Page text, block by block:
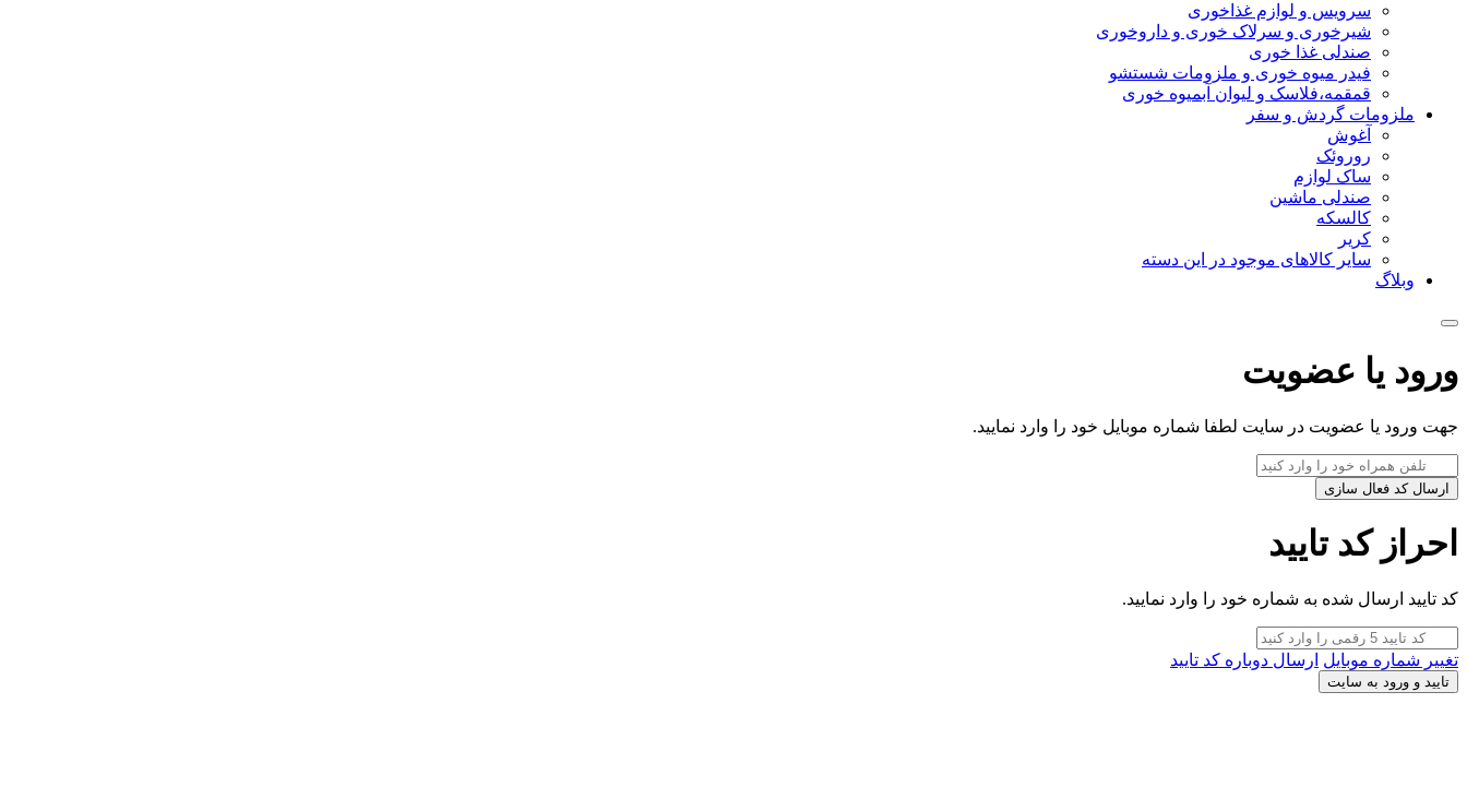
سرویس و لوازم غذاخوری
شیرخوری و سرلاک خوری و داروخوری
صندلی غذا خوری
فیدر میوه خوری و ملزومات شستشو
قمقمه،فلاسک و لیوان آبمیوه خوری
ملزومات گردش و سفر
آغوش
روروئک
ساک لوازم
صندلی ماشین
کالسکه
کریر
سایر کالاهای موجود در این دسته
وبلاگ
ورود یا عضویت
جهت ورود یا عضویت در سایت لطفا شماره موبایل خود را وارد نمایید.
ارسال کد فعال سازی
احراز کد تایید
کد تایید ارسال شده به شماره خود را وارد نمایید.
تغییر شماره موبایل ارسال دوباره کد تایید
تایید و ورود به سایت